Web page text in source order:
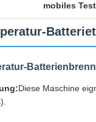
mobiles
Diese Maschine